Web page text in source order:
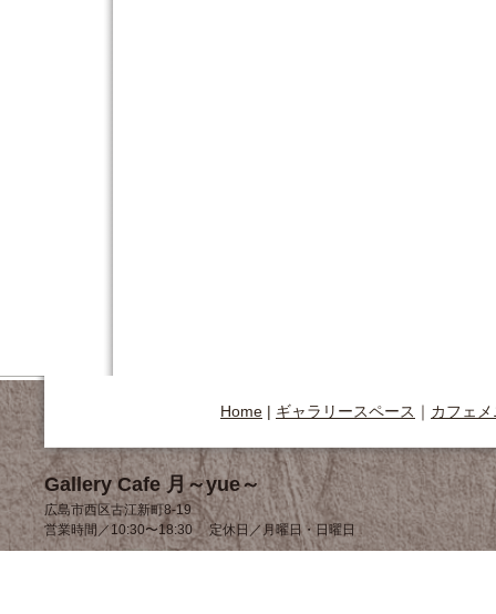
Home | ギャラリースペース ｜ カフェ
Gallery Cafe 月～yue～
広島市西区古江新町8-19
営業時間／10:30〜18:30 定休日／月曜日・日曜日